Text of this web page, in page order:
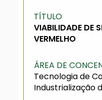
TÍTULO
VIABILIDADE DE
VERMELHO
ÁREA DE
Tecnologia de
Industrialização